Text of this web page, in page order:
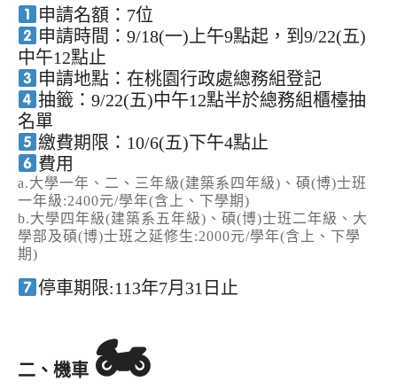
申請名額：7位
申請時間：9/18(一)上午9點起，到9/22(五)
中午12點止
申請地點：在桃園行政處總務組登記
抽籤：9/22(五)中午12點半於總務組櫃檯抽
名單
繳費期限：10/6(五)下午4點止
費用
a.大學一年、二、三年級(建築系四年級)、碩(博)士班
一年級:2400元/學年(含上、下學期)
b.大學四年級(建築系五年級)、碩(博)士班二年級、大
學部及碩(博)士班之延修生:2000元/學年(含上、下學
期)
停車期限:113年7月31日止
二、機車 🏍